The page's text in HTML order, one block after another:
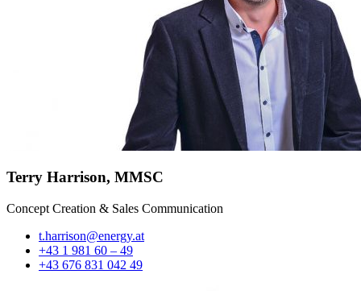
Terry Harrison, MMSC
Concept Creation & Sales Communication
t.harrison@energy.at
+43 1 981 60 – 49
+43 676 831 042 49